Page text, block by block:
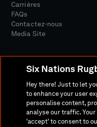
Carrières
FAQs
Contactez-nous
Media Site
Site MédiaConditions
Politique De
Six Nations
Hey there! Just to let
to enhance your user
personalise content,
analyse our traffic.
'accept' to consent to